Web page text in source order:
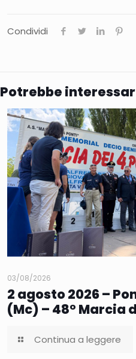
Condividi
Potrebbe
03/08/2026
2 agosto 2026 –
(Mc) – 48° Marcia
Continua a leggere